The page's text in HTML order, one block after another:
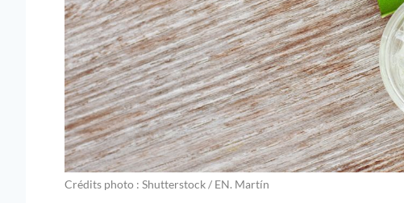
Crédits photo : Shutterstock / EN. Martín